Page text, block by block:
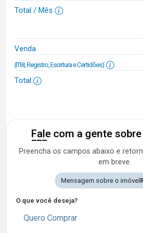
Total / Mês
Venda
(ITBI, Registro, Escritura e Certidões)
Total
Fale com a gente
Preencha os campos abaixo e
em breve.
Mensagem sobre o imóvel
O que você deseja?
Quero Comprar